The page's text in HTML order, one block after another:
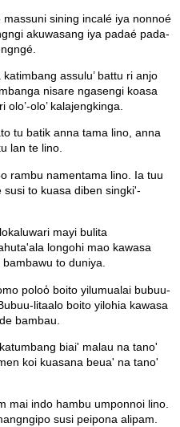
sining incalé iya nonnoé
akuwasang iya padaé pada-
assulu’ battu ri anjo
nisare ngasengi koasa
olo’ kalajengkinga.
tu batik anna tama lino, anna
lan te lino.
rambu namentama lino. Ia tuu
to kuasa diben singki'-
mayi bulita
longohi mao kawasa
to duniya.
poloo̒ boito yilumualai bubuu-
litaalo boito yilohia kawasa
bambau.
biai' malau na tano'
koi kuasana beua' na tano'
mai indo hambu umponnoi lino.
susi peipona alipam.